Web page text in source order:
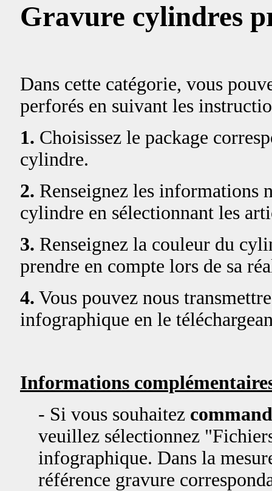
Gravure cylindres
Dans cette catégorie, vous
perforés en suivant les
1. Choisissez le package
cylindre.
2. Renseignez les informations
cylindre en sélectionnant les
3. Renseignez la couleur du
prendre en compte lors de sa
4. Vous pouvez nous
infographique en le
Informations
- Si vous souhaitez
veuillez sélectionnez
infographique. Dans la
référence gravure